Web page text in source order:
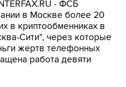
в криптообменниках в
Сити", через которые
жертв телефонных
работа девяти
с МВД России пресечена